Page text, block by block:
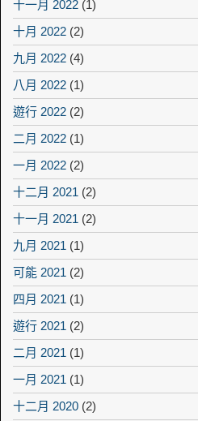
十一月 2022 (1)
十月 2022 (2)
九月 2022 (4)
八月 2022 (1)
遊行 2022 (2)
二月 2022 (1)
一月 2022 (2)
十二月 2021 (2)
十一月 2021 (2)
九月 2021 (1)
可能 2021 (2)
四月 2021 (1)
遊行 2021 (2)
二月 2021 (1)
一月 2021 (1)
十二月 2020 (2)